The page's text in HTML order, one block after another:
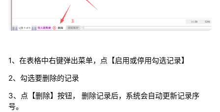
1、在表格中右键弹出菜单，点【启用或停用勾选记录】
2、勾选要删除的记录
3、点【删除】按钮， 删除记录后，系统会自动更新记录序
号。